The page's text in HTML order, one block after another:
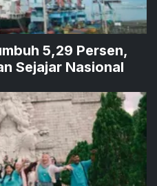
5,29 Persen,
Sejajar Nasional